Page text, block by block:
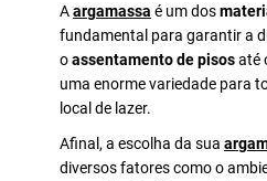
Aargamassa é um dos
fundamental para garantir a
oassentamento de pisosaté
uma enorme variedade para
local de lazer.
Afinal, a escolha da sua
diversos fatores como o